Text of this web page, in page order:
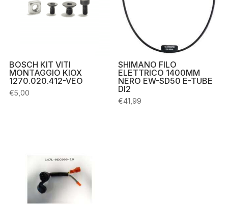
BOSCH KIT VITI
MONTAGGIO KIOX
1270.020.412-VEO
€5,00
SHIMANO FILO
ELETTRICO 1400MM
NERO EW-SD50 E-TUBE
DI2
€41,99